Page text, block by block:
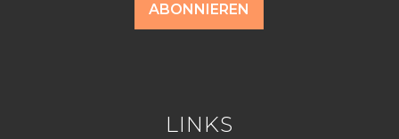
ABONNIEREN
LINKS